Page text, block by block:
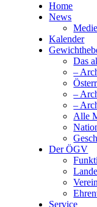
Home
News
Kalender
Das
–
–
–
Alle
Der ÖGV
Service